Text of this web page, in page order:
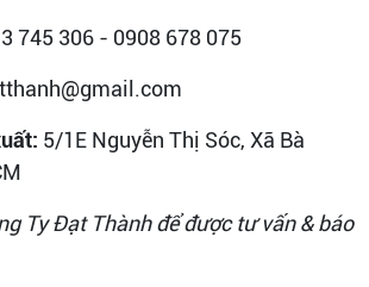
745 306 - 0908 678 075
5/1E Nguyễn Thị Sóc, Xã Bà
Ty Đạt Thành để được tư vấn & báo